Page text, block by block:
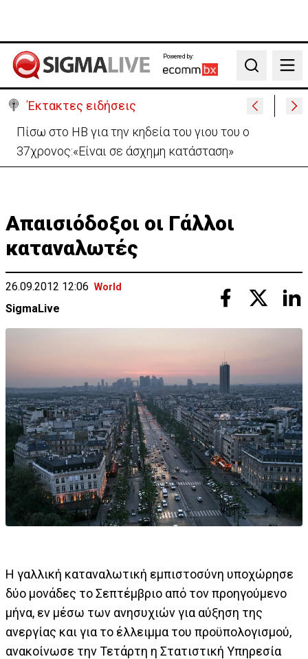
Powered by:
Search
Έκτακτες ειδήσεις
«Ήταν πολύ στενά.. οπότε κατεβήκαμε και
σταθήκαμε ακριβώς πάνω απ’ το πτώμα»
Απαισιόδοξοι οι Γάλλοι
καταναλωτές
26.09.2012 12:06 World
SigmaLive
Η γαλλική καταναλωτική εμπιστοσύνη υποχώρησε
δύο μονάδες το Σεπτέμβριο από τον προηγούμενο
μήνα, εν μέσω των ανησυχιών για αύξηση της
ανεργίας και για το έλλειμμα του προϋπολογισμού,
ανακοίνωσε την Τετάρτη η Στατιστική Υπηρεσία